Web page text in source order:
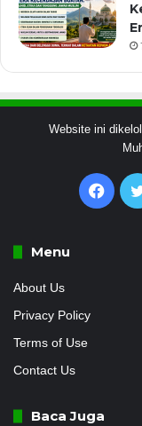
Website ini
Menu
About Us
Privacy Policy
Terms of Use
Contact Us
Baca Juga